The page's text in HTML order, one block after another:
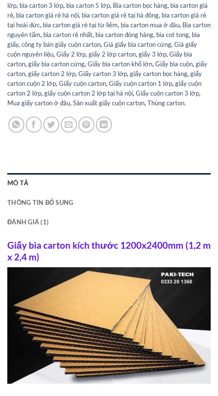
lớp, bìa carton 3 lớp, bìa carton 5 lớp, Bìa carton bọc hàng, bìa carton giá
rẻ, bìa carton giá rẻ hà nội, bìa carton giá rẻ tại hà đông, bìa carton giá rẻ
tại hoài đức, bìa carton giá rẻ tại từ liêm, bìa carton mua ở đâu, Bìa carton
nguyên tấm, bìa carton rẻ nhất, bìa carton đóng hàng, bìa cot tong, bìa
giấy, công ty bán giấy cuộn carton, Giá giấy bìa carton cứng, Giá giấy
cuộn nguyên liệu, Giấy 2 lớp, giấy 2 lớp carton, giấy 3 lớp, Giấy bìa
carton, giấy bìa carton cứng, Giấy bìa carton khổ lớn, Giấy bìa cuộn, giấy
carton, giấy carton 2 lớp, Giấy carton 3 lớp, giấy carton bọc hàng, giấy
carton cuộn 2 lớp, Giấy cuộn carton, Giấy cuộn carton 1 lớp, giấy cuộn
carton 2 lớp, giấy cuộn carton 2 lớp tại hà nội, Giấy cuộn carton 3 lớp,
Mua giấy carton ở đâu, Sản xuất giấy cuộn carton, Thùng carton.
MÔ TẢ
THÔNG TIN BỔ SUNG
ĐÁNH GIÁ (1)
Giấy bìa carton kích thước 1200x2400mm (1,2 m
x 2,4 m)